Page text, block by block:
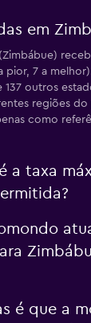
em
pior, 7 a
outros
regiões do
como
a taxa
é que a